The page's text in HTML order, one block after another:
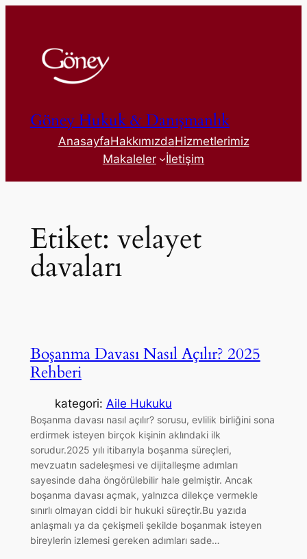
Göney Hukuk & Danışmanlık
AnasayfaHakkımızdaHizmetlerimiz
Makaleler
İletişim
Etiket: velayet
davaları
Boşanma Davası Nasıl Açılır? 2025
Rehberi
kategori: Aile Hukuku
Boşanma davası nasıl açılır? sorusu, evlilik birliğini sona
erdirmek isteyen birçok kişinin aklındaki ilk
sorudur.2025 yılı itibarıyla boşanma süreçleri,
mevzuatın sadeleşmesi ve dijitalleşme adımları
sayesinde daha öngörülebilir hale gelmiştir. Ancak
boşanma davası açmak, yalnızca dilekçe vermekle
sınırlı olmayan ciddi bir hukuki süreçtir.Bu yazıda
anlaşmalı ya da çekişmeli şekilde boşanmak isteyen
bireylerin izlemesi gereken adımları sade…